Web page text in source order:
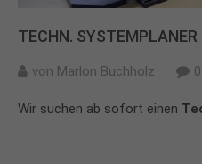
TECHN.
von Marlon Buchholz 0
Wir suchen ab sofort einen